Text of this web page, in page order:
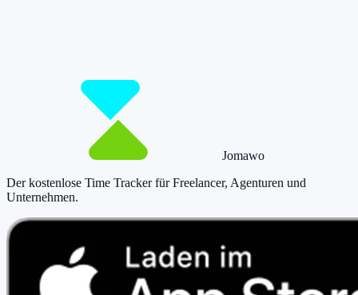
Jomawo
Der kostenlose Time Tracker für Freelancer, Agenturen und
Unternehmen.